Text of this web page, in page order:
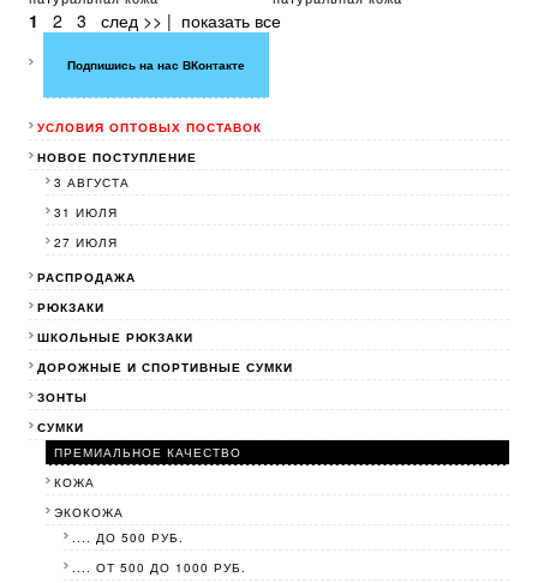
1 2 3 след >> | показать все
Подпишись на нас ВКонтакте
УСЛОВИЯ ОПТОВЫХ ПОСТАВОК
НОВОЕ ПОСТУПЛЕНИЕ
3 АВГУСТА
31 ИЮЛЯ
27 ИЮЛЯ
РАСПРОДАЖА
РЮКЗАКИ
ШКОЛЬНЫЕ РЮКЗАКИ
ДОРОЖНЫЕ И СПОРТИВНЫЕ СУМКИ
ЗОНТЫ
СУМКИ
ПРЕМИАЛЬНОЕ КАЧЕСТВО
КОЖА
ЭКОКОЖА
.... ДО 500 РУБ.
.... ОТ 500 ДО 1000 РУБ.